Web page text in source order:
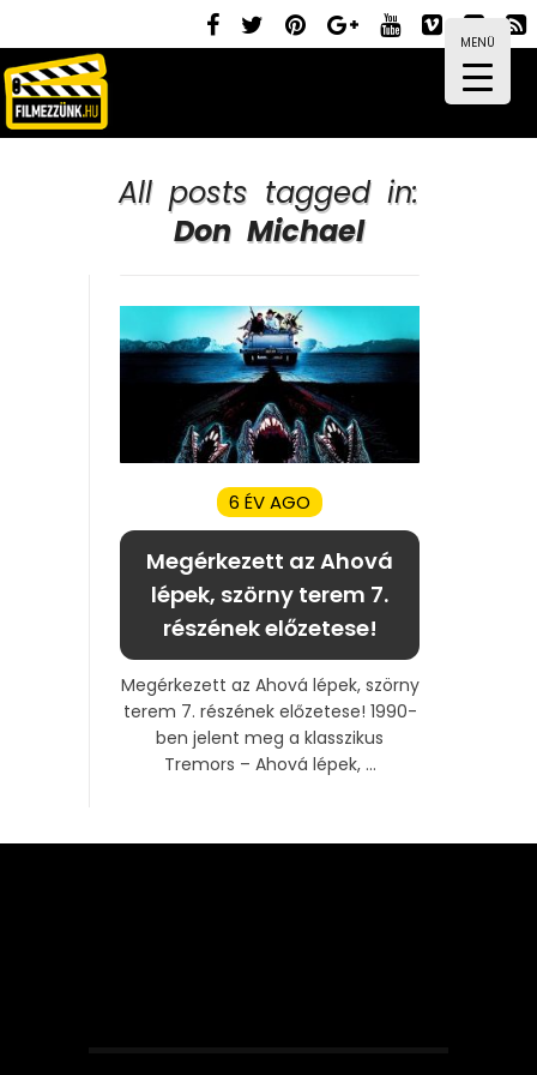
MENÜ
All posts tagged in:
Don Michael
6 ÉV AGO
Megérkezett az Ahová
lépek, szörny terem 7.
részének előzetese!
Megérkezett az Ahová lépek, szörny
terem 7. részének előzetese! 1990-
ben jelent meg a klasszikus
Tremors – Ahová lépek, ...